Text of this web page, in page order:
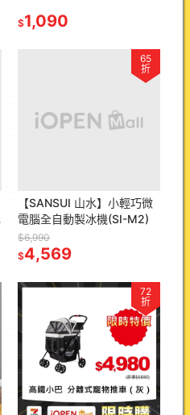
夫球練習墊 推桿練習草皮
$1,090
65
折
【SANSUI 山水】小輕巧微
電腦全自動製冰機(SI-M2)
$6,990
$4,569
72
折